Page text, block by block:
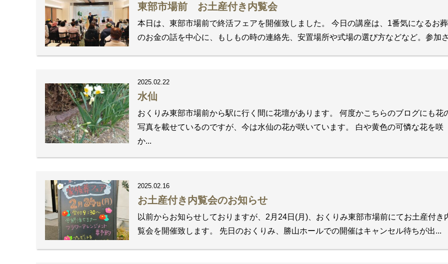
東部市場前 お土産付き内覧会
本日は、東部市場前で終活フェアを開催致しました。 今日の講座は、1番気になるお
のお金の話を中心に、もしもの時の連絡先、安置場所や式場の選び方などなど。参加
2025.02.22
水仙
おくりみ東部市場前から駅に行く間に花壇があります。 何度かこちらのブログにも花
写真を載せているのですが、今は水仙の花が咲いています。 白や黄色の可憐な花を咲
か...
2025.02.16
お土産付き内覧会のお知らせ
以前からお知らせしておりますが、2月24日(月)、おくりみ東部市場前にてお土産付き
覧会を開催致します。 先日のおくりみ、勝山ホールでの開催はキャンセル待ちが出...